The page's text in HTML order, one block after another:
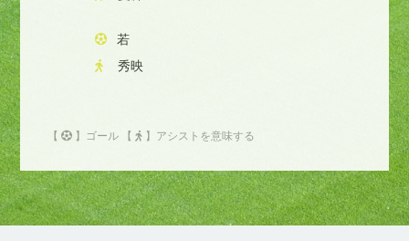
若
秀映
【 】ゴール 【 】アシストを意味する